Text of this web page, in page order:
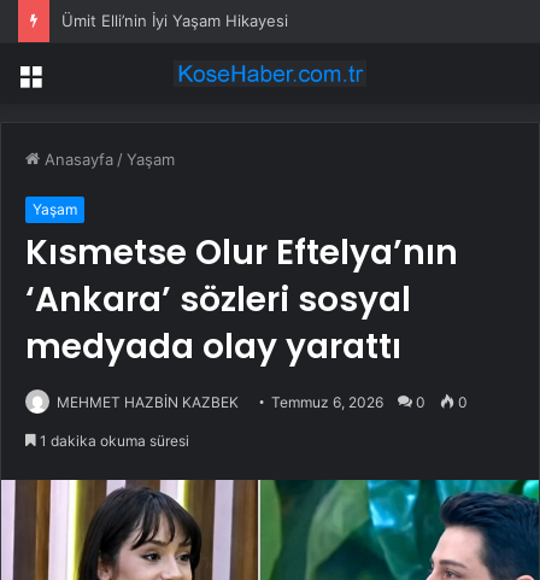
Ümit Elli’nin İyi Yaşam Hikayesi
Menü
Anasayfa /Yaşam
Yaşam
Kısmetse Olur Eftelya’nın
‘Ankara’ sözleri sosyal
medyada olay yarattı
MEHMET HAZBİN KAZBEK Temmuz 6, 2026 0 0
1 dakika okuma süresi